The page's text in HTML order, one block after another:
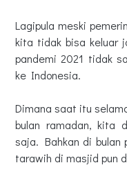
Lagipula meski
kita tidak bisa keluar
pandemi 2021 tidak
ke Indonesia.
Dimana saat itu
bulan ramadan, kita
saja. Bahkan di bulan
tarawih di masjid pun